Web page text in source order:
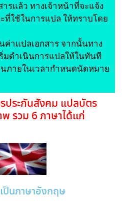
ารแล้ว ทางเจ้าหน้าที่จะแจ้ง
ที่ใช้ในการแปล ให้ทราบโดย
ค่าแปลเอกสาร จากนั้นทาง
มดำเนินการแปลให้ในทันที
ภายในเวลากำหนดนัดหมาย
ประกันสังคม แปลบัตร
รวม 6 ภาษาได้แก่
ป็นภาษาอังกฤษ